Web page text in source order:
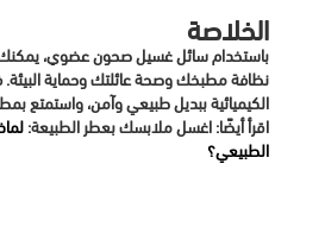
الخلاصة
باستخدام سائل غسيل صحون عضوي، يمكنك
نظافة مطبخك وصحة عائلتك وحماية
الكيميائية ببديل طبيعي وآمن، واستمتع
اقرأ أيضًا: اغسل ملابسك بعطر الطبيعة:
الطبيعي؟